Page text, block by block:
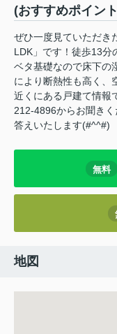
(おすすめポイン
ぜひ一度見ていただ
LDK」です！徒歩13分
ベタ基礎なので床下の
により断熱性も高く、
近くにある戸建て情報
212-4896からお聞き
答えいたします(#^^#)
無料
地図